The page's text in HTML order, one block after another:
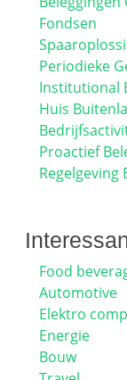
Fondsen
Periodieke
Institutional
Huis
Proactief
Regelgeving
Food
Automotive
Elektro
Energie
Bouw